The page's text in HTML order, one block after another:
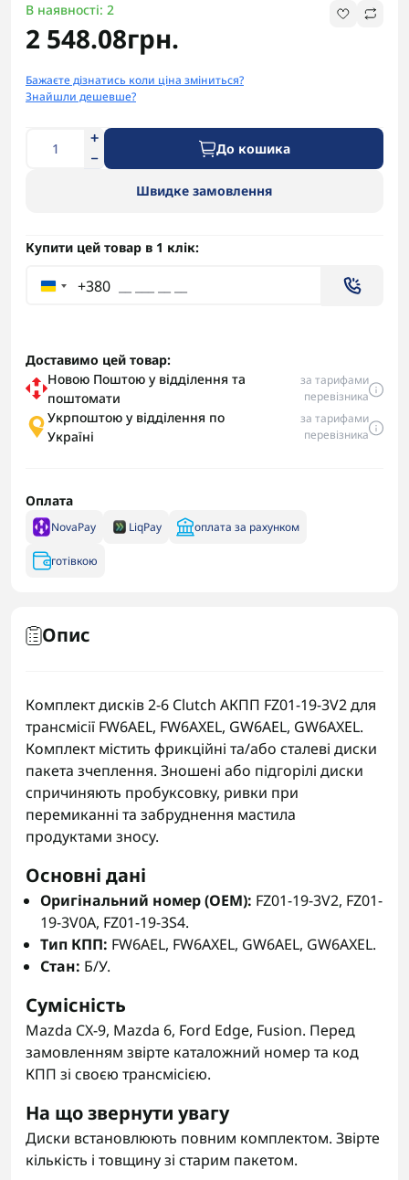
В наявності: 2
2 548.08грн.
Бажаєте дізнатись коли ціна зміниться?
Знайшли дешевше?
До кошика
Швидке замовлення
Купити цей товар в 1 клік:
+380
Доставимо цей товар:
Новою Поштою у відділення та
поштомати
за тарифами
перевізника
Укрпоштою у відділення по
Україні
за тарифами
перевізника
Оплата
NovaPay LiqPay оплата за рахунком
готівкою
Опис
Комплект дисків 2-6 Clutch АКПП FZ01-19-3V2 для
трансмісії FW6AEL, FW6AXEL, GW6AEL, GW6AXEL.
Комплект містить фрикційні та/або сталеві диски
пакета зчеплення. Зношені або підгорілі диски
спричиняють пробуксовку, ривки при
перемиканні та забруднення мастила
продуктами зносу.
Основні дані
Оригінальний номер (OEM): FZ01-19-3V2, FZ01-
19-3V0A, FZ01-19-3S4.
Тип КПП: FW6AEL, FW6AXEL, GW6AEL, GW6AXEL.
Стан: Б/У.
Сумісність
Mazda CX-9, Mazda 6, Ford Edge, Fusion. Перед
замовленням звірте каталожний номер та код
КПП зі своєю трансмісією.
На що звернути увагу
Диски встановлюють повним комплектом. Звірте
кількість і товщину зі старим пакетом.